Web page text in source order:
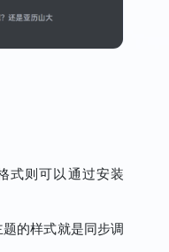
式则可以通过安装
的样式就是同步调